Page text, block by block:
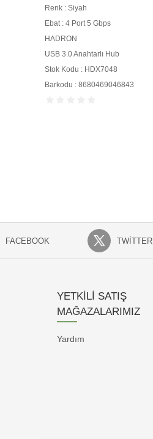
Renk : Siyah
Ebat : 4 Port 5 Gbps
HADRON
USB 3.0 Anahtarlı Hub
Stok Kodu : HDX7048
Barkodu : 8680469046843
FACEBOOK TWITTER
YETKİLİ SATIŞ
MAĞAZALARIMIZ
Yardım